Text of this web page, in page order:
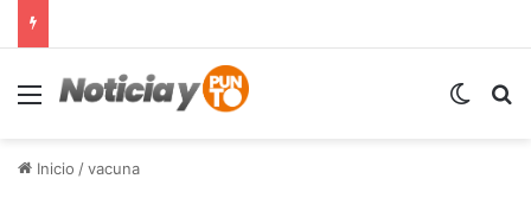
Menú
Inicio /vacuna